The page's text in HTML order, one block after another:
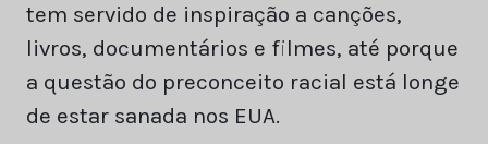
tem servido de inspiração a canções,
livros, documentários e filmes, até porque
a questão do preconceito racial está longe
de estar sanada nos EUA.